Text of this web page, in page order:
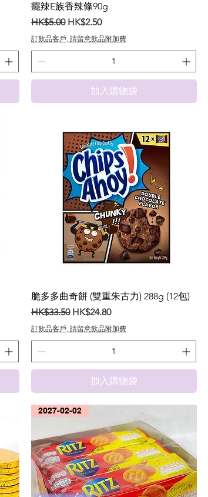
癮辣E族香辣條90g
一般價格
HK$5.00 促銷價格
HK$2.50
訂飲品客戶, 請留意飲品附加費
加入購物袋
脆多多曲奇餅 (雙重朱古力) 288g (12包)
一般價格
HK$33.50 促銷價格
HK$24.80
訂飲品客戶, 請留意飲品附加費
加入購物袋
2027-02-02